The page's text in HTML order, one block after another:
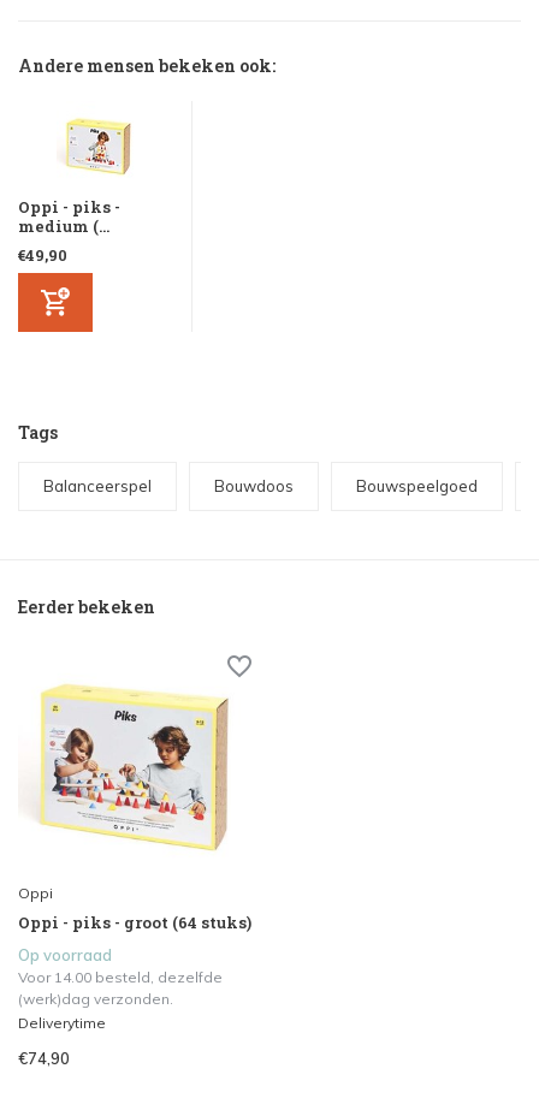
Andere mensen bekeken ook:
Oppi - piks -
medium (...
€49,90
Tags
Balanceerspel Bouwdoos Bouwspeelgoed
Eerder bekeken
Oppi
Oppi - piks - groot (64 stuks)
Op voorraad
Voor 14.00 besteld, dezelfde
(werk)dag verzonden.
Deliverytime
€74,90